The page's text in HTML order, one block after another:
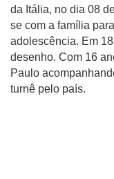
da Itália, no dia 08
se com a família
adolescência. Em
desenho. Com 16
Paulo
turnê pelo país.